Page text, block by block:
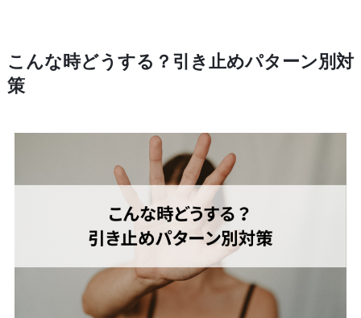
こんな時どうする？引き止めパターン別対
策